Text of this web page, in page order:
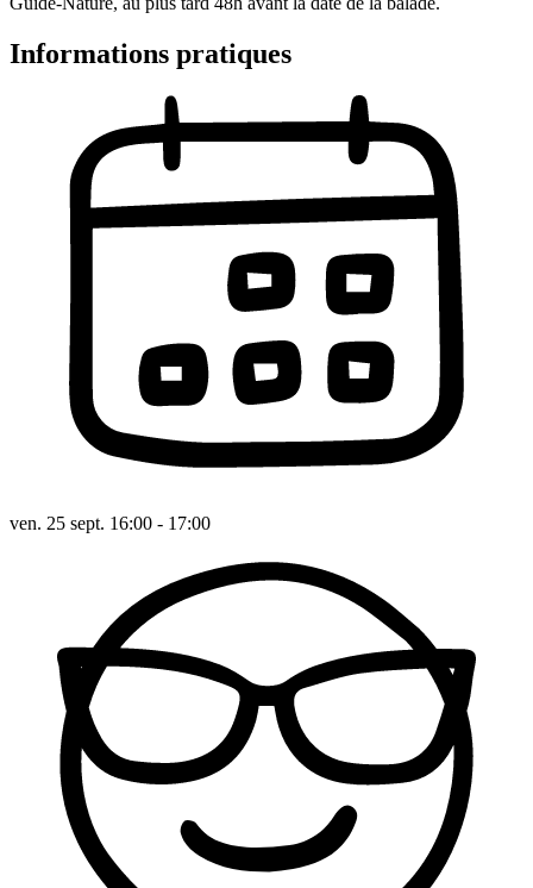
Informations pratiques
ven. 25 sept. 16:00 - 17:00